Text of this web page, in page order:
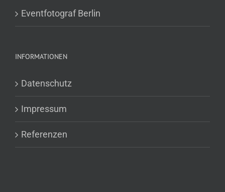
Eventfotograf Berlin
INFORMATIONEN
Datenschutz
Impressum
Referenzen